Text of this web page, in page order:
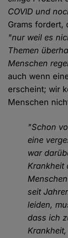
COVID und
Grams fordert,
"nur weil es
Themen
Menschen
auch wenn
erscheint; wir
Menschen
"Schon
eine
war
Krankheit
seit
leiden,
dass ich